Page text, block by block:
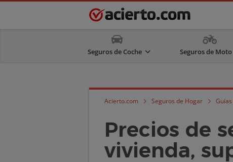
Seguros de Coche Seguros de Moto
Acierto.com Seguros de Hogar
Precios de
vivienda,